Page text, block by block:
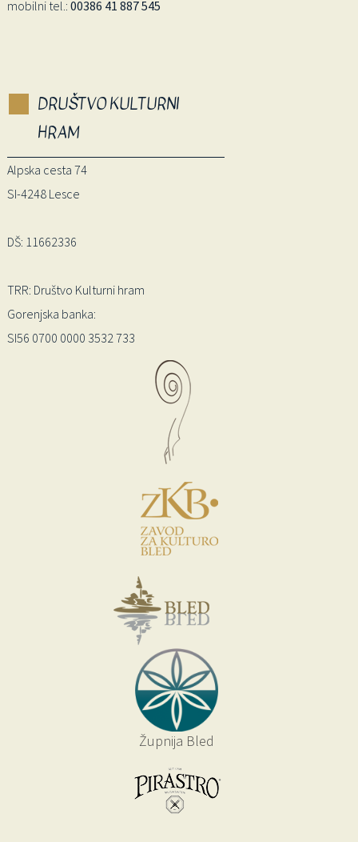
mobilni tel.: 00386 41 887 545
DRUŠTVO KULTURNI
HRAM
Alpska cesta 74
SI-4248 Lesce
DŠ: 11662336
TRR: Društvo Kulturni hram
Gorenjska banka:
SI56 0700 0000 3532 733
Župnija Bled